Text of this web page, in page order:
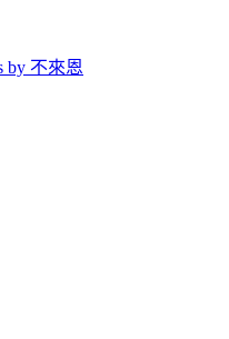
by 不來恩